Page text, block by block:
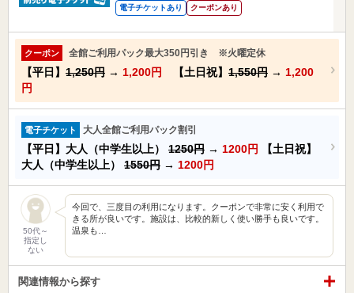
電子チケットあり クーポンあり
クーポン 全館ご利用パック最大350円引き ※火曜定休
【平日】 1,250円 → 1,200円 【土日祝】 1,550円 → 1,200
円
電子チケット 大人全館ご利用パック割引
【平日】大人（中学生以上） 1250円 → 1200円
【土日祝】
大人（中学生以上） 1550円 → 1200円
50代～
指定し
ない
今回で、三度目の利用になります。クーポンで非常に安く利用で
きる所が良いです。施設は、比較的新しく使い勝手も良いです。
温泉も…
関連情報から探す